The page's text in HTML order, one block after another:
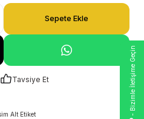
Sepete Ekle
Tavsiye Et
- Bizimle İletişime Geçin